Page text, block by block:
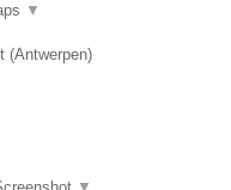
▼
(Antwerpen)